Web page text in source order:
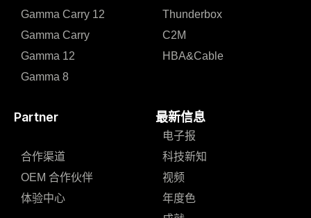
Gamma Carry 12
Gamma Carry
Gamma 12
Gamma 8
Thunderbox
C2M
HBA&Cable
Partner 最新信息
合作渠道
OEM 合作伙伴
体验中心
电子报
科技新知
视频
年度色